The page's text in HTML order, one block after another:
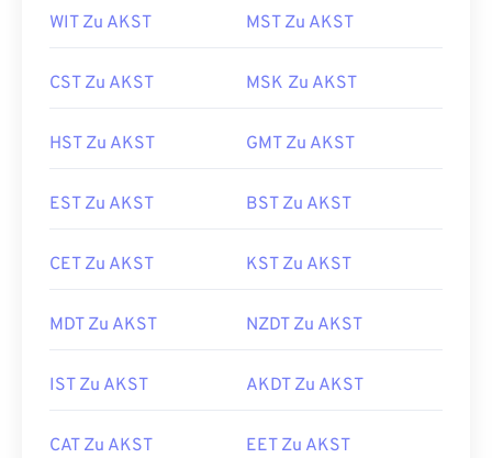
WIT Zu AKST MST Zu AKST
CST Zu AKST MSK Zu AKST
HST Zu AKST GMT Zu AKST
EST Zu AKST BST Zu AKST
CET Zu AKST KST Zu AKST
MDT Zu AKST NZDT Zu AKST
IST Zu AKST AKDT Zu AKST
CAT Zu AKST EET Zu AKST